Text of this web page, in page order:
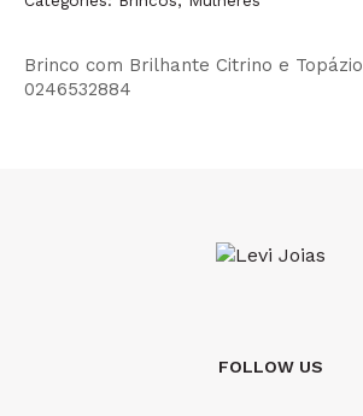
Brinco com Brilhante Citrino e Topázio
0246532884
FOLLOW US